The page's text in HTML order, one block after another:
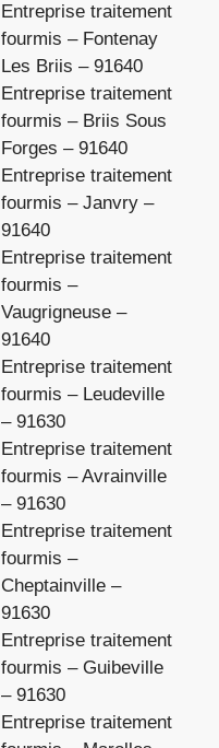
Entreprise traitement
fourmis – Fontenay
Les Briis – 91640
Entreprise traitement
fourmis – Briis Sous
Forges – 91640
Entreprise traitement
fourmis – Janvry –
91640
Entreprise traitement
fourmis –
Vaugrigneuse –
91640
Entreprise traitement
fourmis – Leudeville
– 91630
Entreprise traitement
fourmis – Avrainville
– 91630
Entreprise traitement
fourmis –
Cheptainville –
91630
Entreprise traitement
fourmis – Guibeville
– 91630
Entreprise traitement